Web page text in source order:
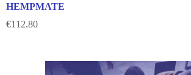
HEMPMATE
€112.80